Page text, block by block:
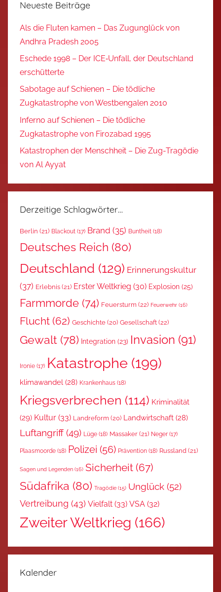
Neueste Beiträge
Als die Fluten kamen – Das Zugunglück von
Andhra Pradesh 2005
Eschede 1998 – Der ICE‑Unfall, der Deutschland
erschütterte
Sabotage auf Schienen – Die tödliche
Zugkatastrophe von Westbengalen 2010
Inferno auf Schienen – Die tödliche
Zugkatastrophe von Firozabad 1995
Katastrophen der Menschheit – Die Zug-Tragödie
von Al Ayyat
Derzeitige Schlagwörter…
Berlin (21) Blackout (17) Brand (35) Buntheit (18)
Deutsches Reich (80)
Deutschland (129) Erinnerungskultur
(37) Erlebnis (21) Erster Weltkrieg (30) Explosion (25)
Farmmorde (74) Feuersturm (22) Feuerwehr (16)
Flucht (62) Geschichte (20) Gesellschaft(22)
Gewalt (78) Integration (23) Invasion (91)
Ironie (17) Katastrophe (199)
klimawandel (28) Krankenhaus (18)
Kriegsverbrechen (114) Kriminalität
(29) Kultur (33) Landreform (20) Landwirtschaft (28)
Luftangriff (49) Lüge (18) Massaker (21) Neger (17)
Plaasmoorde (18) Polizei (56) Prävention (18) Russland (21)
Sagen und Legenden (16) Sicherheit (67)
Südafrika (80) Tragödie (15) Unglück (52)
Vertreibung (43) Vielfalt (33) VSA (32)
Zweiter Weltkrieg (166)
Kalender